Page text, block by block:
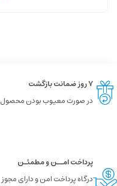
۷ روز ضمانت بازگشت
در صورت معیوب بودن محصول
پرداخت امــن و مطمئـن
درگاه پرداخت امن و دارای مجوز